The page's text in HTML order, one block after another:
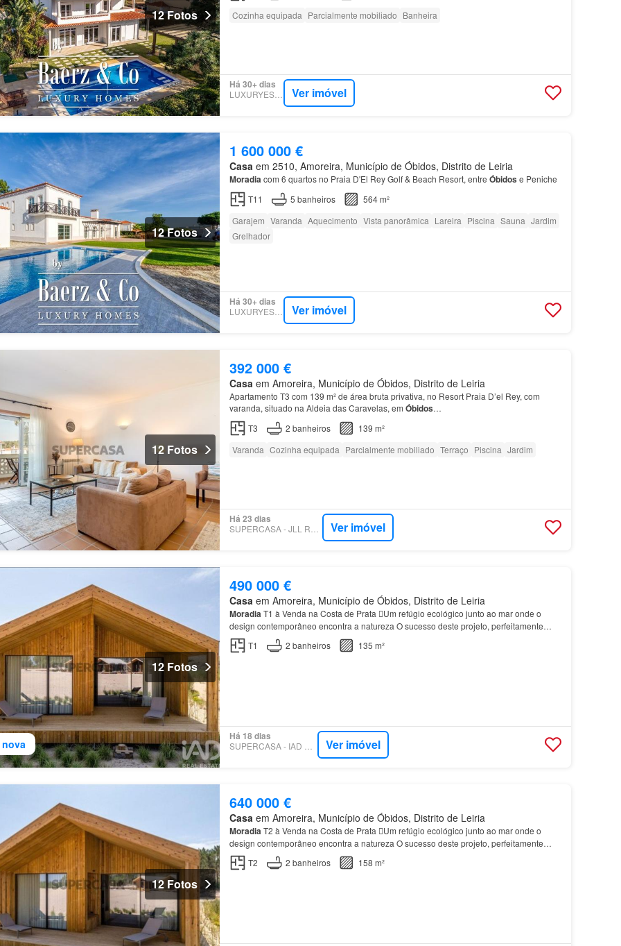
12 Fotos
Cozinha equipada Parcialmente mobiliado Banheira
Há 30+ dias
LUXURYESTATE Ver imóvel
12 Fotos
1 600 000 €
Casa em 2510, Amoreira, Município de Óbidos, Distrito de Leiria
Moradiacom 6 quartos no Praia D'El Rey Golf & Beach Resort, entre Óbidos e Peniche
T11
5 banheiros
564 m²
Garajem Varanda Aquecimento Vista panorâmica Lareira Piscina Sauna Jardim
Grelhador
Há 30+ dias
LUXURYESTATE Ver imóvel
12 Fotos
392 000 €
Casa em Amoreira, Município de Óbidos, Distrito de Leiria
Apartamento T3 com 139 m² de área bruta privativa, no Resort Praia D’el Rey, com
varanda, situado na Aldeia das Caravelas, em Óbidos…
T3
2 banheiros
139 m²
Varanda Cozinha equipada Parcialmente mobiliado Terraço Piscina Jardim
Há 23 dias
SUPERCASA - JLL RESIDENTIAL Ver imóvel
12 Fotos
490 000 €
Casa em Amoreira, Município de Óbidos, Distrito de Leiria
MoradiaT1 à Venda na Costa de Prata Um refúgio ecológico junto ao mar onde o
design contemporâneo encontra a natureza O sucesso deste projeto, perfeitamente
Localizado junto à histórica vila de
T1 2 banheiros 135 m²
Há 18 dias
SUPERCASA - IAD PORTUGAL Ver imóvel
12 Fotos
640 000 €
Casa em Amoreira, Município de Óbidos, Distrito de Leiria
MoradiaT2 à Venda na Costa de Prata Um refúgio ecológico junto ao mar onde o
design contemporâneo encontra a natureza O sucesso deste projeto, perfeitamente
Localizado junto à histórica vila de
T2 2 banheiros 158 m²